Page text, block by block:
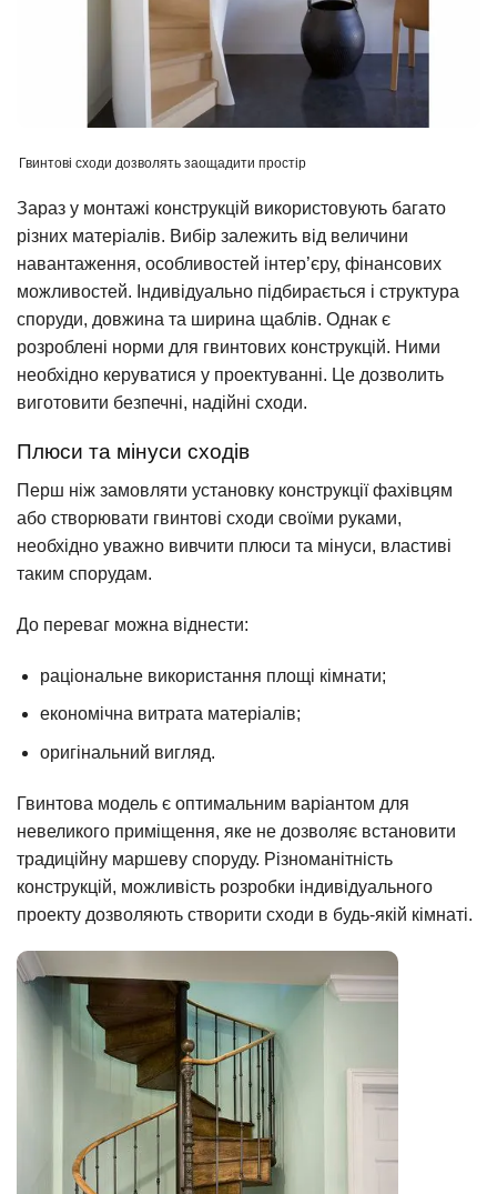
Гвинтові сходи дозволять заощадити простір
Зараз у монтажі конструкцій використовують багато
різних матеріалів. Вибір залежить від величини
навантаження, особливостей інтер’єру, фінансових
можливостей. Індивідуально підбирається і структура
споруди, довжина та ширина щаблів. Однак є
розроблені норми для гвинтових конструкцій. Ними
необхідно керуватися у проектуванні. Це дозволить
виготовити безпечні, надійні сходи.
Плюси та мінуси сходів
Перш ніж замовляти установку конструкції фахівцям
або створювати гвинтові сходи своїми руками,
необхідно уважно вивчити плюси та мінуси, властиві
таким спорудам.
До переваг можна віднести:
раціональне використання площі кімнати;
економічна витрата матеріалів;
оригінальний вигляд.
Гвинтова модель є оптимальним варіантом для
невеликого приміщення, яке не дозволяє встановити
традиційну маршеву споруду. Різноманітність
конструкцій, можливість розробки індивідуального
проекту дозволяють створити сходи в будь-якій кімнаті.